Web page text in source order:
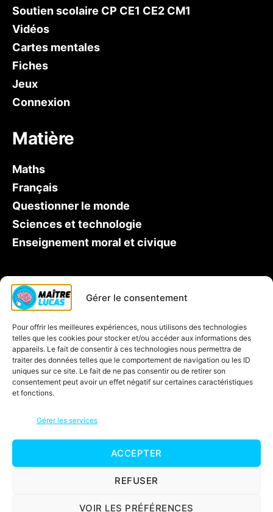
Gérer le consentement
Pour offrir les meilleures expériences, nous utilisons des technologies
telles que les cookies pour stocker et/ou accéder aux informations des
appareils. Le fait de consentir à ces technologies nous permettra de
traiter des données telles que le comportement de navigation ou les ID
uniques sur ce site. Le fait de ne pas consentir ou de retirer son
consentement peut avoir un effet négatif sur certaines caractéristiques
et fonctions.
Gérer les services
ACCEPTER
REFUSER
VOIR LES PRÉFÉRENCES
Soutien scolaire CP CE1 CE2 CM1
Vidéos
Cartes mentales
Fiches
Jeux
Connexion
Matière
Maths
Français
Questionner le monde
Sciences et technologie
Enseignement moral et civique
Qui est Maître Lucas ?
Soutien scolaire CP
Contactez-nous
Inscription à la newsletter
Blog
Jeux éducatifs
Maître Lucas